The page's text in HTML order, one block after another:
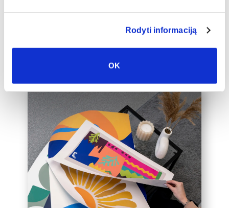
Rodyti informaciją
OK
audeklu, lūdzu, sazinieties ar mums,